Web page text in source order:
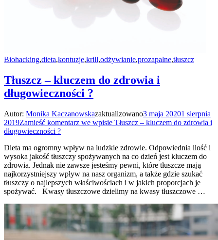
Biohacking,dieta,kontuzje,krill,odżywianie,prozapalne,tłuszcz
Tłuszcz – kluczem do zdrowia i
długowieczności ?
Autor: Monika Kaczanowskazaktualizowano3 maja 20201 sierpnia
2019Zamieść komentarz we wpisie Tłuszcz – kluczem do zdrowia i
długowieczności ?
Dieta ma ogromny wpływ na ludzkie zdrowie. Odpowiednia ilość i
wysoka jakość tłuszczy spożywanych na co dzień jest kluczem do
zdrowia. Jednak nie zawsze jesteśmy pewni, które tłuszcze mają
najkorzystniejszy wpływ na nasz organizm, a także gdzie szukać
tłuszczy o najlepszych właściwościach i w jakich proporcjach je
spożywać. Kwasy tłuszczowe dzielimy na kwasy tłuszczowe …